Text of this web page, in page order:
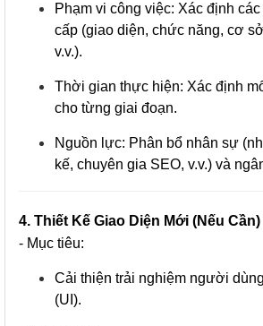
Phạm vi công việc: Xác định
cấp (giao diện, chức năng, cơ
v.v.).
Thời gian thực hiện: Xác định
cho từng giai đoạn.
Nguồn lực: Phân bổ nhân sự
kế, chuyên gia SEO, v.v.) và
4. Thiết Kế Giao Diện Mới (Nếu Cần)
- Mục tiêu:
Cải thiện trải nghiệm người
(UI).